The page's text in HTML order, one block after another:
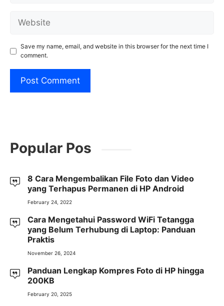
Website
Save my name, email, and website in this browser for the next time I
comment.
Popular Pos
8 Cara Mengembalikan File Foto dan Video
yang Terhapus Permanen di HP Android
February 24, 2022
Cara Mengetahui Password WiFi Tetangga
yang Belum Terhubung di Laptop: Panduan
Praktis
November 26, 2024
Panduan Lengkap Kompres Foto di HP hingga
200KB
February 20, 2025